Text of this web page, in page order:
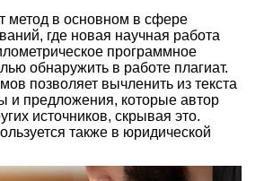
метод в основном в сфере
где новая научная работа
программное
обнаружить в работе плагиат.
позволяет вычленить из текста
и предложения, которые автор
источников, скрывая это.
также в юридической